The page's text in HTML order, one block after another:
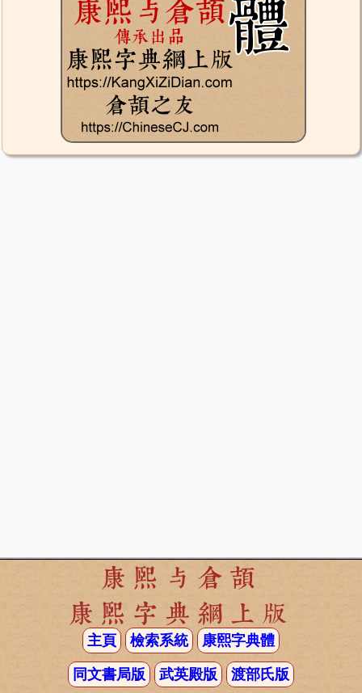
康熙与倉頡
康熙字典網上版
主頁 檢索系統 康熙字典體
同文書局版 武英殿版 渡部氏版